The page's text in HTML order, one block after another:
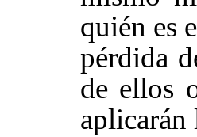
quién es
pérdida
de ellos
aplicarán